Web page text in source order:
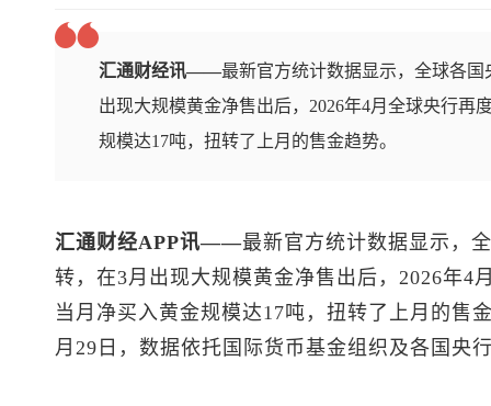
汇通财经讯——最新官方统计数据显示，全球各
出现大规模黄金净售出后，2026年4月全球央行再
规模达17吨，扭转了上月的售金趋势。
汇通财经APP讯——最新官方统计数据显示，
转，在3月出现大规模黄金净售出后，2026年4
当月净买入黄金规模达17吨，扭转了上月的售
月29日，数据依托国际货币基金组织及各国央